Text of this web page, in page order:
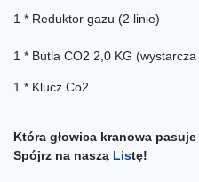
1 * Reduktor gazu (2 linie)
1 * Butla CO2 2,0 KG
1 * Klucz Co2
Która głowica kranowa
Spójrz na naszą Listę!